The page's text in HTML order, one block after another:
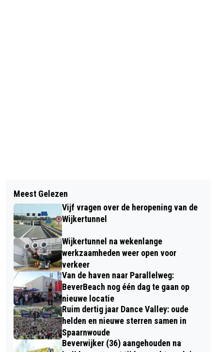
ONTDEK, LEER EN EXPERIMENTEER IN
HET TALENTENLAB VAN BIBLIOTHEEK
IJMOND NOORD
INSCHRIJVING RONDE VAN DE
STELLING VAN AMSTERDAM
GEOPEND; START EN FINISH IN
UITGEEST
Meest Gelezen
Vijf vragen over de heropening van de
Wijkertunnel
Wijkertunnel na wekenlange
werkzaamheden weer open voor
verkeer
Van de haven naar Parallelweg:
BeverBeach nog één dag te gaan op
nieuwe locatie
Ruim dertig jaar Dance Valley: oude
helden en nieuwe sterren samen in
Spaarnwoude
Beverwijker (36) aangehouden na